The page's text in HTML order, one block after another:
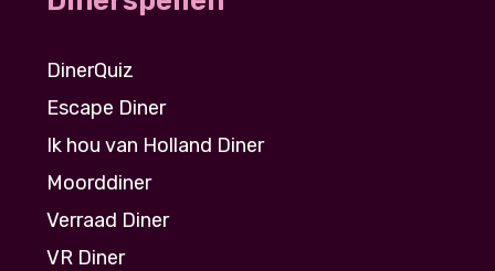
DinerQuiz
Escape Diner
Ik hou van Holland Diner
Moorddiner
Verraad Diner
VR Diner